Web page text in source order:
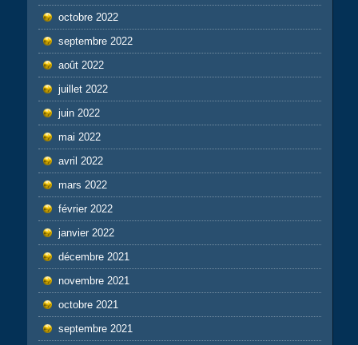
octobre 2022
septembre 2022
août 2022
juillet 2022
juin 2022
mai 2022
avril 2022
mars 2022
février 2022
janvier 2022
décembre 2021
novembre 2021
octobre 2021
septembre 2021